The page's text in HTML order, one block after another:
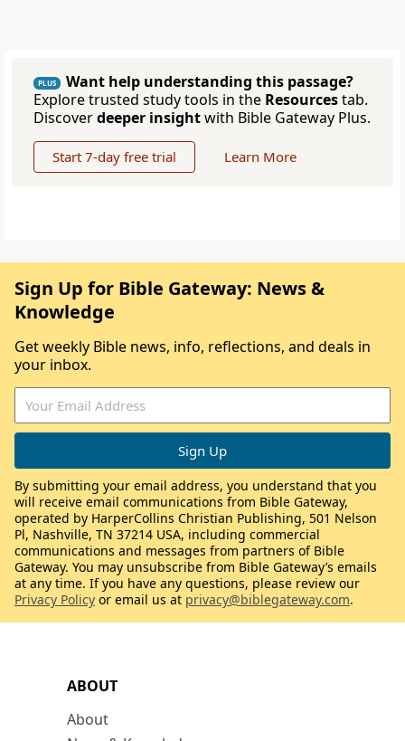
PLUS
Want help understanding this passage?
Explore trusted study tools in the Resourcestab.
Discoverdeeper insightwith Bible Gateway Plus.
Start 7-day free trial Learn More
ABOUT
About
Sign Up for Bible Gateway: News &
Knowledge
Get weekly Bible news, info, reflections, and deals in
your inbox.
By submitting your email address, you understand that you
will receive email communications from Bible Gateway,
operated by HarperCollins Christian Publishing, 501 Nelson
Pl, Nashville, TN 37214 USA, including commercial
communications and messages from partners of Bible
Gateway. You may unsubscribe from Bible Gateway’s emails
at any time. If you have any questions, please review our
Privacy Policy or email us at privacy@biblegateway.com.